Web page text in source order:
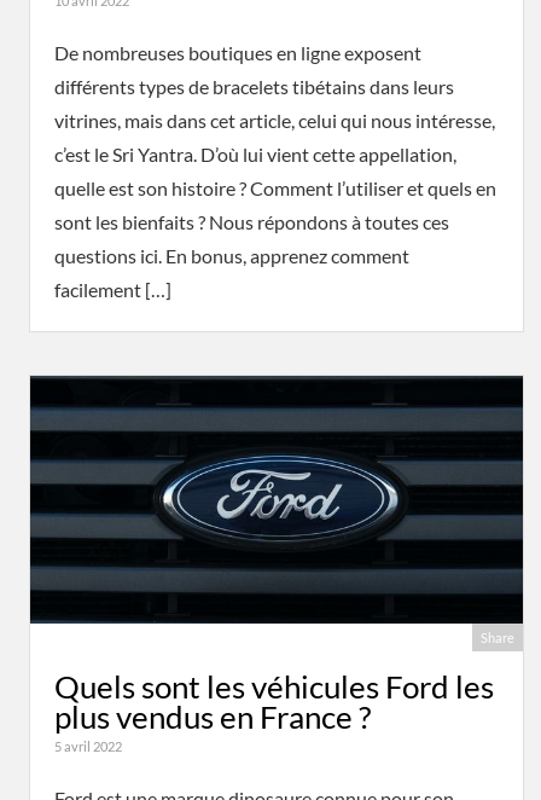
De nombreuses boutiques en ligne exposent
différents types de bracelets tibétains dans leurs
vitrines, mais dans cet article, celui qui nous intéresse,
c’est le Sri Yantra. D’où lui vient cette appellation,
quelle est son histoire ? Comment l’utiliser et quels en
sont les bienfaits ? Nous répondons à toutes ces
questions ici. En bonus, apprenez comment
facilement […]
Share
Quels sont les véhicules Ford les
plus vendus en France ?
5 avril 2022